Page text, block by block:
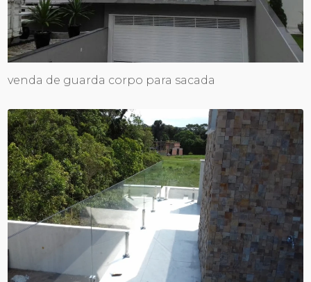
venda de guarda corpo para sacada